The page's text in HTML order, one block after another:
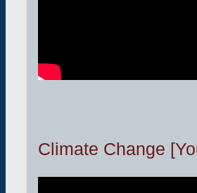
Climate Change